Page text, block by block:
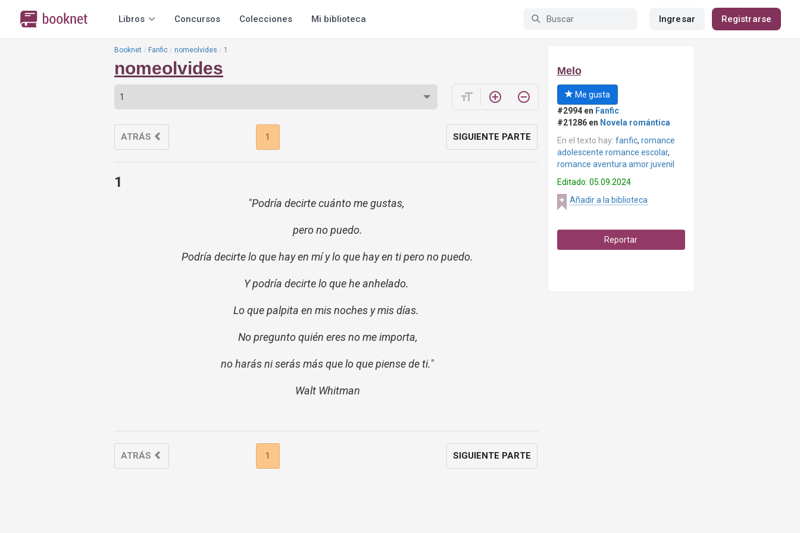
Libros Concursos Colecciones Mi biblioteca Ingresar Registrarse
Booknet Fanfic nomeolvides 1
nomeolvides
format_size add_circle_outline remove_circle_outline
ATRÁS 1 SIGUIENTE PARTE
1
"Podría decirte cuánto me gustas,
pero no puedo.
Podría decirte lo que hay en mí y lo que hay en ti pero no puedo.
Y podría decirte lo que he anhelado.
Lo que palpita en mis noches y mis días.
No pregunto quién eres no me importa,
no harás ni serás más que lo que piense de ti."
Walt Whitman
ATRÁS 1 SIGUIENTE PARTE
Melo
Me gusta
#2994 en Fanfic
#21286 en Novela romántica
En el texto hay: fanfic, romance
adolescente romance escolar,
romance aventura amor juvenil
Editado: 05.09.2024
Añadir a la biblioteca
Reportar